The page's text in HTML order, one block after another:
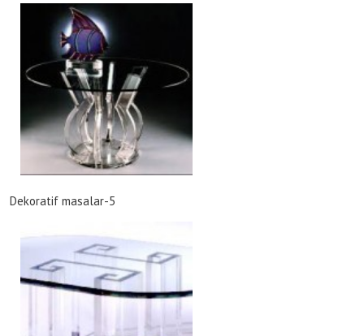
Dekoratif masalar-5